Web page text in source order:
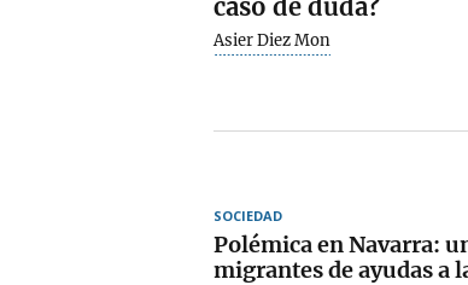
caso de duda?
Asier Diez Mon
SOCIEDAD
Polémica en Navarra:
migrantes de ayudas a